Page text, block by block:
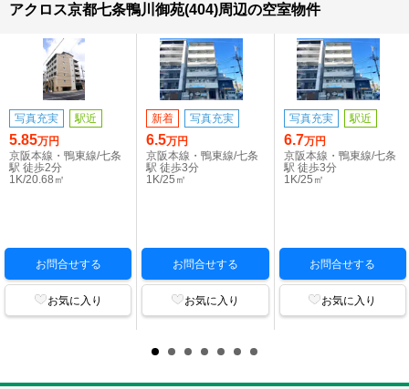
アクロス京都七条鴨川御苑(404)周辺の空室物件
写真充実 駅近
5.85万円
京阪本線・鴨東線/七条
駅 徒歩2分
1K/20.68㎡
お問合せする
お気に入り
新着 写真充実
6.5万円
京阪本線・鴨東線/七条
駅 徒歩3分
1K/25㎡
お問合せする
お気に入り
写真充実 駅近
6.7万円
京阪本線・鴨東線/七条
駅 徒歩3分
1K/25㎡
お問合せする
お気に入り